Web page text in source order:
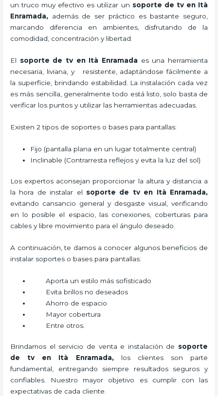
un truco muy efectivo es utilizar un soporte de tv en Ità
Enramada, además de ser práctico es bastante seguro,
marcando diferencia en ambientes, disfrutando de la
comodidad, concentración y libertad.
El soporte de tv en Ità Enramada es una herramienta
necesaria, liviana, y resistente, adaptándose fácilmente a
la superficie, brindando estabilidad. La instalación cada vez
es más sencilla, generalmente todo está listo, solo basta de
verificar los puntos y utilizar las herramientas adecuadas.
Existen 2 tipos de soportes o bases para pantallas:
Fijo (pantalla plana en un lugar totalmente central)
Inclinable (Contrarresta reflejos y evita la luz del sol)
Los expertos aconsejan proporcionar la altura y distancia a
la hora de instalar el soporte de tv en Ità Enramada,
evitando cansancio general y desgaste visual, verificando
en lo posible el espacio, las conexiones, coberturas para
cables y libre movimiento para el ángulo deseado.
A continuación, te damos a conocer algunos beneficios de
instalar soportes o bases para pantallas:
Aporta un estilo más sofisticado
Evita brillos no deseados
Ahorro de espacio
Mayor cobertura
Entre otros.
Brindamos el servicio de venta e instalación de soporte
de tv en Ità Enramada, los clientes son parte
fundamental, entregando siempre resultados seguros y
confiables. Nuestro mayor objetivo es cumplir con las
expectativas de cada cliente.